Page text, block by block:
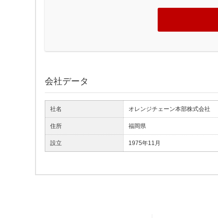
会社データ
社名 オレンジチェーン本部株式会社
住所 福岡県
設立 1975年11月